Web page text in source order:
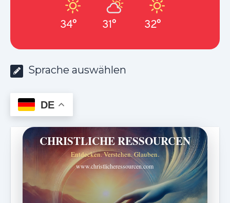
34° 31° 32°
Sprache auswählen
DE
CHRISTLICHE RESSOURCEN
Entdecken. Verstehen. Glauben.
www.christlicheressourcen.com